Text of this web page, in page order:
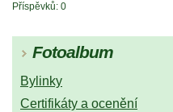
Příspěvků: 0
Fotoalbum
Bylinky
Certifikáty a ocenění